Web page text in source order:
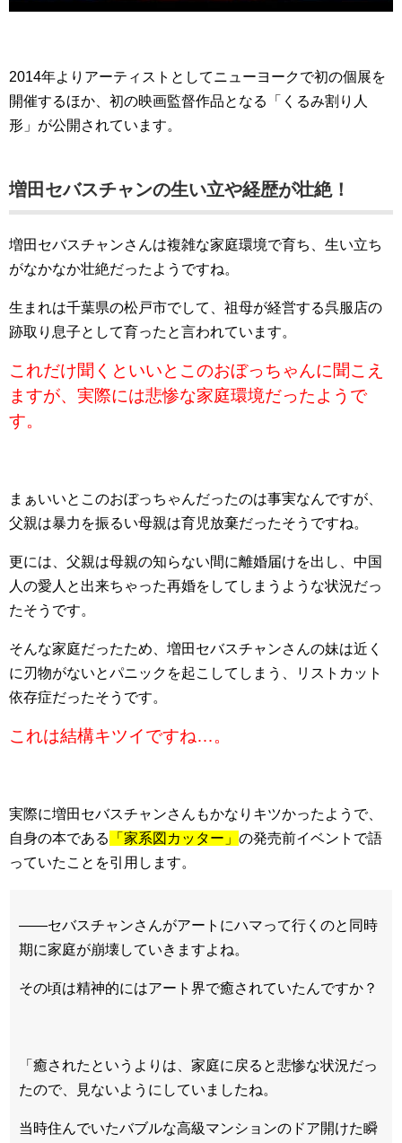
2014年よりアーティストとしてニューヨークで初の個展を
開催するほか、初の映画監督作品となる「くるみ割り人
形」が公開されています。
増田セバスチャンの生い立や経歴が壮絶！
増田セバスチャンさんは複雑な家庭環境で育ち、生い立ち
がなかなか壮絶だったようですね。
生まれは千葉県の松戸市でして、祖母が経営する呉服店の
跡取り息子として育ったと言われています。
これだけ聞くといいとこのおぼっちゃんに聞こえ
ますが、実際には悲惨な家庭環境だったようで
す。
まぁいいとこのおぼっちゃんだったのは事実なんですが、
父親は暴力を振るい母親は育児放棄だったそうですね。
更には、父親は母親の知らない間に離婚届けを出し、中国
人の愛人と出来ちゃった再婚をしてしまうような状況だっ
たそうです。
そんな家庭だったため、増田セバスチャンさんの妹は近く
に刃物がないとパニックを起こしてしまう、リストカット
依存症だったそうです。
これは結構キツイですね…。
実際に増田セバスチャンさんもかなりキツかったようで、
自身の本である
「家系図カッター」 の発売前イベントで語
っていたことを引用します。
――セバスチャンさんがアートにハマって行くのと同時
期に家庭が崩壊していきますよね。
その頃は精神的にはアート界で癒されていたんですか？
「癒されたというよりは、家庭に戻ると悲惨な状況だっ
たので、見ないようにしていましたね。
当時住んでいたバブルな高級マンションのドア開けた瞬